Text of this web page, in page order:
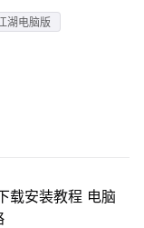
湖电脑版
载安装教程 电脑